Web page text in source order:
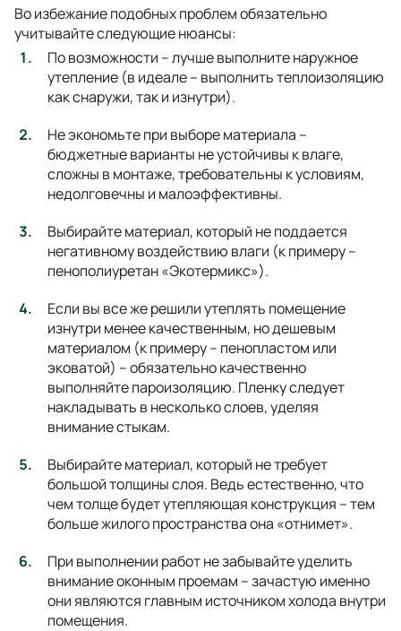
Во избежание подобных проблем обязательно
учитывайте следующие нюансы:
По возможности – лучше выполните наружное
утепление (в идеале – выполнить теплоизоляцию
как снаружи, так и изнутри).
Не экономьте при выборе материала –
бюджетные варианты не устойчивы к влаге,
сложны в монтаже, требовательны к условиям,
недолговечны и малоэффективны.
Выбирайте материал, который не поддается
негативному воздействию влаги (к примеру –
пенополиуретан «Экотермикс»).
Если вы все же решили утеплять помещение
изнутри менее качественным, но дешевым
материалом (к примеру – пенопластом или
эковатой) – обязательно качественно
выполняйте пароизоляцию. Пленку следует
накладывать в несколько слоев, уделяя
внимание стыкам.
Выбирайте материал, который не требует
большой толщины слоя. Ведь естественно, что
чем толще будет утепляющая конструкция – тем
больше жилого пространства она «отнимет».
При выполнении работ не забывайте уделить
внимание оконным проемам – зачастую именно
они являются главным источником холода внутри
помещения.